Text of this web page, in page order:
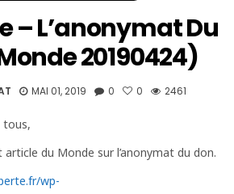
– L’anonymat Du
20190424)
MAI 01, 2019 0 0 2461
tous,
article du Monde sur l’anonymat du don.
wp-